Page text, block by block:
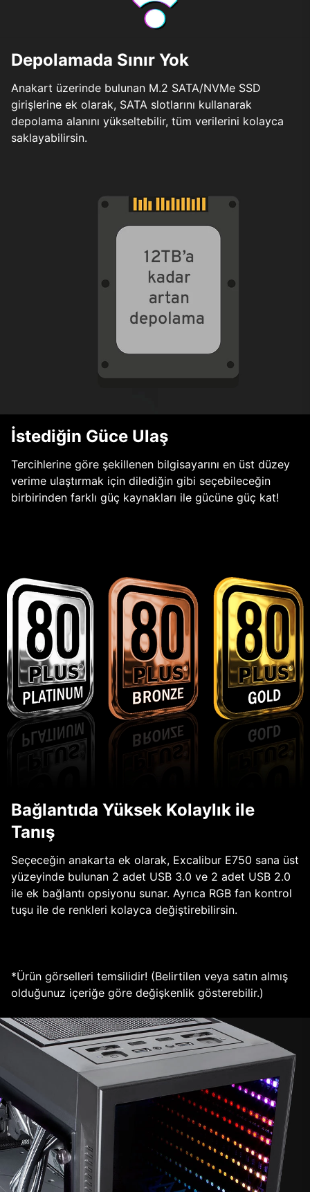
Depolamada Sınır Yok
Anakart üzerinde bulunan M.2 SATA/NVMe SSD
girişlerine ek olarak, SATA slotlarını kullanarak
depolama alanını yükseltebilir, tüm verilerini kolayca
saklayabilirsin.
İstediğin Güce Ulaş
Tercihlerine göre şekillenen bilgisayarını en üst düzey
verime ulaştırmak için dilediğin gibi seçebileceğin
birbirinden farklı güç kaynakları ile gücüne güç kat!
Bağlantıda Yüksek Kolaylık ile
Tanış
Seçeceğin anakarta ek olarak, Excalibur E750 sana üst
yüzeyinde bulunan 2 adet USB 3.0 ve 2 adet USB 2.0
ile ek bağlantı opsiyonu sunar. Ayrıca RGB fan kontrol
tuşu ile de renkleri kolayca değiştirebilirsin.
*Ürün görselleri temsilidir! (Belirtilen veya satın almış
olduğunuz içeriğe göre değişkenlik gösterebilir.)